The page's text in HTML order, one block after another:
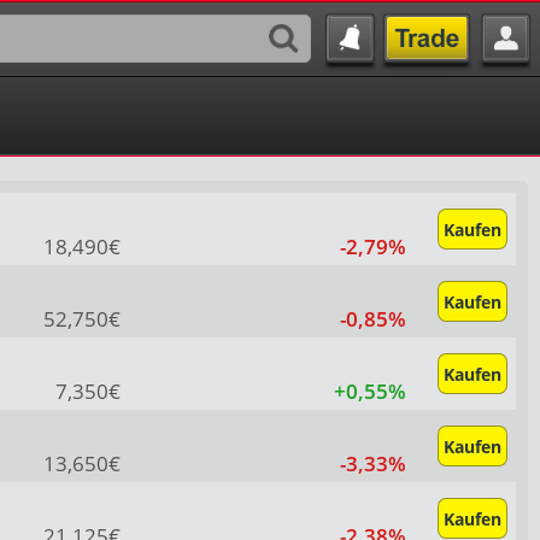
Kaufen
18,490€
-2,79%
Kaufen
52,750€
-0,85%
Kaufen
7,350€
+0,55%
Kaufen
13,650€
-3,33%
Kaufen